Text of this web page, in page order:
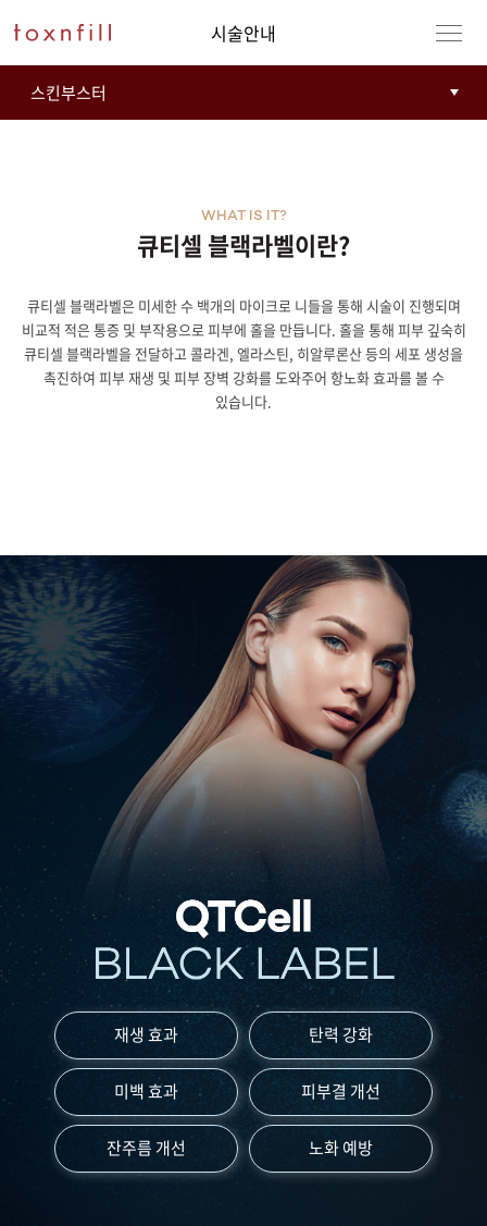
강남본점
강동천호점
광주상무점
광주첨단점
구리점
노원점
미아사거리점
부산서면점
부천점
분당점
삼성점
남자
여자
시술안내
큐티셀 블랙라벨이란?
WHAT IS IT?
큐티셀 블랙라벨은 미세한 수 백개의 마이크로 니들을 통해 시술이 진행되며
비교적 적은 통증 및 부작용으로 피부에 홀을 만듭니다. 홀을 통해 피부 깊숙히
큐티셀 블랙라벨을 전달하고 콜라겐, 엘라스틴, 히알루론산 등의 세포 생성을
촉진하여 피부 재생 및 피부 장벽 강화를 도와주어 항노화 효과를 볼 수
있습니다.
재생 효과 탄력 강화
미백 효과 피부결 개선
잔주름 개선 노화 예방